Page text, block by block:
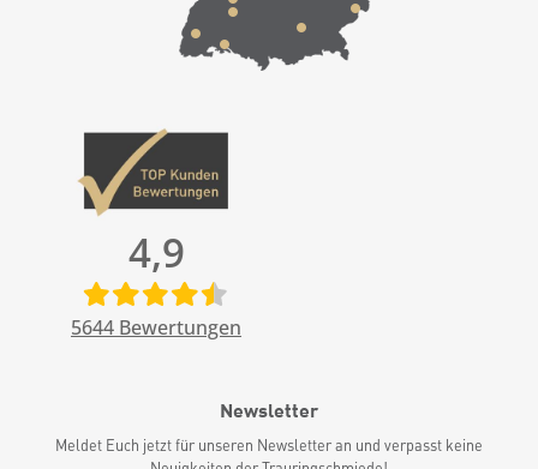
4,9
5644 Bewertungen
Newsletter
Meldet Euch jetzt für unseren Newsletter an und verpasst keine